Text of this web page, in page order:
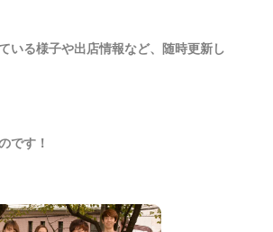
いる様子や出店情報など、随時更新し
です！